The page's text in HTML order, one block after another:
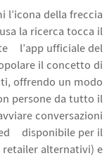
l’icona della freccia
la ricerca tocca il
è l’app ufficiale del
il concetto di
offrendo un modo
persone da tutto il
conversazioni
è disponibile per il
alternativi) e